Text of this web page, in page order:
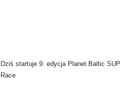
Dziś startuje 9. edycja Planet Baltic SUP
Race